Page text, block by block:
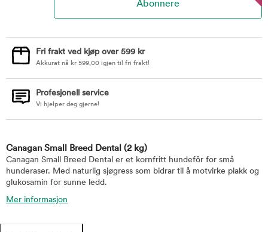
Fri frakt ved kjøp over 599 kr
Akkurat nå kr 599,00 igjen til fri frakt!
Profesjonell service
Vi hjelper deg gjerne!
Canagan Small Breed Dental (2 kg)
Canagan Small Breed Dental er et kornfritt hundefôr for små
hunderaser. Med naturlig sjøgress som bidrar til å motvirke plakk og
glukosamin for sunne ledd.
Mer informasjon